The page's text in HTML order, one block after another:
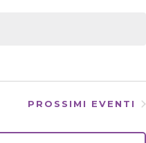
PROSSIMI EVENTI